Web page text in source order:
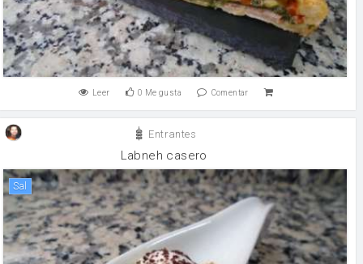
Leer 0 Me gusta Comentar
Entrantes
Labneh casero
sal